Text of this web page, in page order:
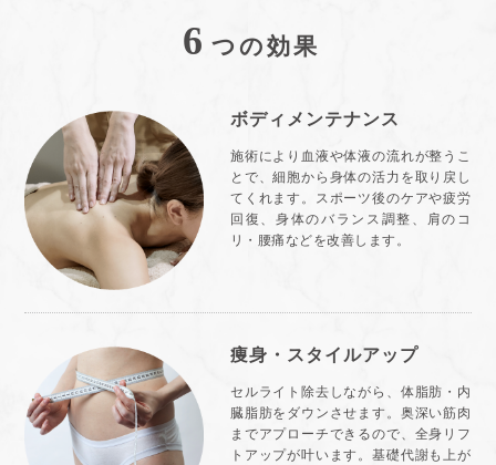
6 つの効果
ボディメンテナンス
施術により血液や体液の流れが整うこ
とで、細胞から身体の活力を取り戻し
てくれます。スポーツ後のケアや疲労
回復、身体のバランス調整、肩のコ
リ・腰痛などを改善します。
痩身・スタイルアップ
セルライト除去しながら、体脂肪・内
臓脂肪をダウンさせます。奥深い筋肉
までアプローチできるので、全身リフ
トアップが叶います。基礎代謝も上が